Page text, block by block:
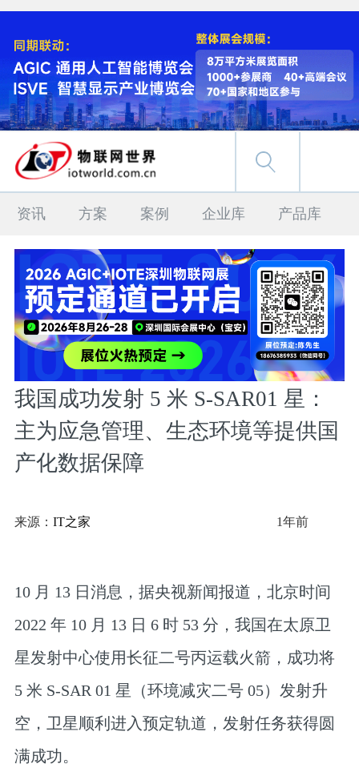
资讯 方案 案例 企业库 产品库
我国成功发射 5 米 S-SAR01 星：
主为应急管理、生态环境等提供国
产化数据保障
来源： IT之家 1年前
10 月 13 日消息，据央视新闻报道，北京时间
2022 年 10 月 13 日 6 时 53 分，我国在太原卫
星发射中心使用长征二号丙运载火箭，成功将
5 米 S-SAR 01 星（环境减灾二号 05）发射升
空，卫星顺利进入预定轨道，发射任务获得圆
满成功。